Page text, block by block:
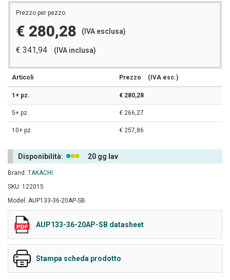
Prezzo per pezzo
€ 280,28 (IVA esclusa)
€ 341,94 (IVA inclusa)
Articoli Prezzo (IVA esc.)
1+ pz. € 280,28
5+ pz. € 266,27
10+ pz. € 257,86
Disponibilità: 20 gg lav
Brand: TAKACHI
SKU: 122015
Model: AUP133-36-20AP-SB
AUP133-36-20AP-SB datasheet
Stampa scheda prodotto